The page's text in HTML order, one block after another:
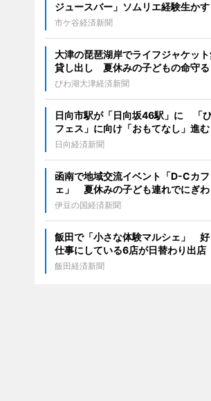
ジュースバー」ソムリエ経験生かす
市ケ谷経済新聞
大津の琵琶湖岸でライフジャケッ
貸し出し 夏休みの子どもの命守る
びわ湖大津経済新聞
日向市駅が「日向坂46駅」に 「
フェス」に向け「おもてなし」進む
日向経済新聞
函南で地域交流イベント「D-Cカフ
ェ」 夏休みの子ども連れでにぎわ
伊豆の国経済新聞
飯田で「小さな体験マルシェ」 好
仕事にしている6店が日替わり出店
飯田経済新聞